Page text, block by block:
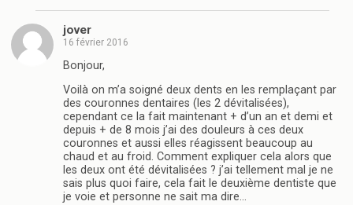
jover
16 février 2016
Bonjour,
Voilà on m’a soigné deux dents en les remplaçant par
des couronnes dentaires (les 2 dévitalisées),
cependant ce la fait maintenant + d’un an et demi et
depuis + de 8 mois j’ai des douleurs à ces deux
couronnes et aussi elles réagissent beaucoup au
chaud et au froid. Comment expliquer cela alors que
les deux ont été dévitalisées ? j’ai tellement mal je ne
sais plus quoi faire, cela fait le deuxième dentiste que
je voie et personne ne sait ma dire…